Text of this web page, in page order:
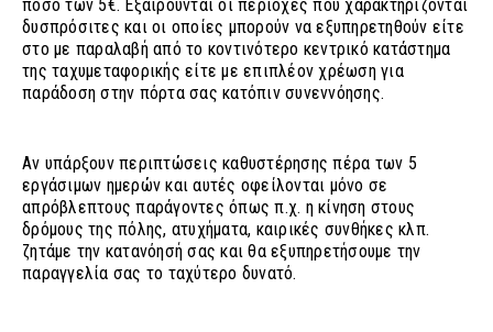
ποσό των 5€. Εξαιρούνται οι περιοχές που χαρακτηρίζονται
δυσπρόσιτες και οι οποίες μπορούν να εξυπηρετηθούν είτε
στο με παραλαβή από το κοντινότερο κεντρικό κατάστημα
της ταχυμεταφορικής είτε με επιπλέον χρέωση για
παράδοση στην πόρτα σας κατόπιν συνεννόησης.
Αν υπάρξουν περιπτώσεις καθυστέρησης πέρα των 5
εργάσιμων ημερών και αυτές οφείλονται μόνο σε
απρόβλεπτους παράγοντες όπως π.χ. η κίνηση στους
δρόμους της πόλης, ατυχήματα, καιρικές συνθήκες κλπ.
ζητάμε την κατανόησή σας και θα εξυπηρετήσουμε την
παραγγελία σας το ταχύτερο δυνατό.